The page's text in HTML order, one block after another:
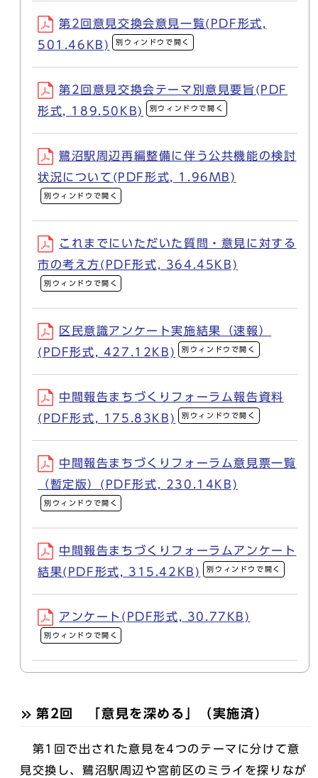
第2回意見交換会意見一覧(PDF形式,
501.46KB)
別ウィンドウで開く
第2回意見交換会テーマ別意見要旨(PDF
形式, 189.50KB)
別ウィンドウで開く
鷺沼駅周辺再編整備に伴う公共機能の検討
状況について(PDF形式, 1.96MB)
別ウィンドウで開く
これまでにいただいた質問・意見に対する
市の考え方(PDF形式, 364.45KB)
別ウィンドウで開く
区民意識アンケート実施結果（速報）
(PDF形式, 427.12KB)
別ウィンドウで開く
中間報告まちづくりフォーラム報告資料
(PDF形式, 175.83KB)
別ウィンドウで開く
中間報告まちづくりフォーラム意見票一覧
（暫定版）(PDF形式, 230.14KB)
別ウィンドウで開く
中間報告まちづくりフォーラムアンケート
結果(PDF形式, 315.42KB)
別ウィンドウで開く
アンケート(PDF形式, 30.77KB)
別ウィンドウで開く
第2回 「意見を深める」（実施済）
第1回で出された意見を4つのテーマに分けて意
見交換し、鷺沼駅周辺や宮前区のミライを探りなが